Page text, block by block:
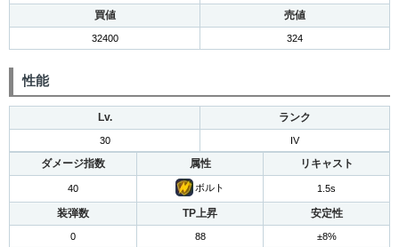
買値 売値
32400 324
性能
Lv. ランク
30 IV
ダメージ指数 属性 リキャスト
40 ボルト 1.5s
装弾数 TP上昇 安定性
0 88 ±8%